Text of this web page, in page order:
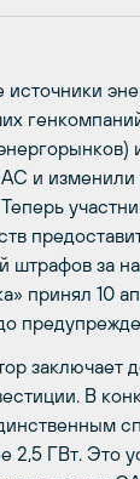
источники
и изменили
штрафов за
принял 10
В
2,5 ГВт. Это